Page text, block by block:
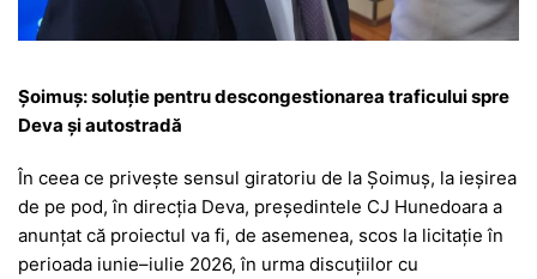
Șoimuș: soluție pentru descongestionarea traficului spre
Deva și autostradă
În ceea ce privește sensul giratoriu de la Șoimuș, la ieșirea
de pe pod, în direcția Deva, președintele CJ Hunedoara a
anunțat că proiectul va fi, de asemenea, scos la licitație în
perioada iunie–iulie 2026, în urma discuțiilor cu